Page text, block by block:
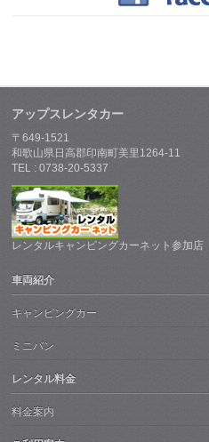
アップスレンタカー
〒649-1521
和歌山県日高郡印南町美里1264-11
TEL : 0738-20-5337
レンタルキャンピングカーネット参加店
車両紹介
キャンピングカー
ミニバン
レンタル料金
料金案内